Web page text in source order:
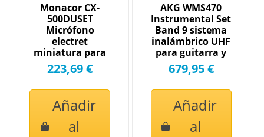
Monacor CX-
500DUSET
Micrófono
electret
miniatura para
instrumento
223,69 €
Añadir
al
AKG WMS470
Instrumental Set
Band 9 sistema
inalámbrico UHF
para guitarra y
bajo
679,95 €
Añadir
al